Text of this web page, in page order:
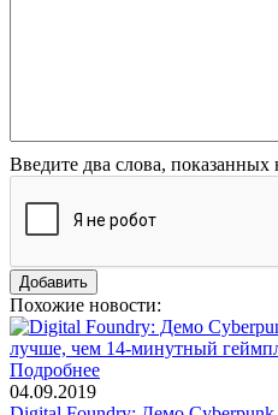
Введите два слова, показанных
Похожие новости:
Подробнее
04.09.2019